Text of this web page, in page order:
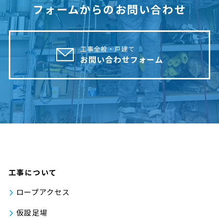
フォームからのお問い合わせ
工事全般・戸建て
お問い合わせフォーム
工事について
ロープアクセス
仮設足場